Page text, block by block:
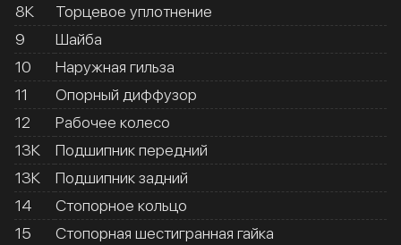
8К
Торцевое уплотнение
9
Шайба
10
Наружная гильза
11
Опорный диффузор
12
Рабочее колесо
13К
Подшипник передний
13К
Подшипник задний
14
Стопорное кольцо
15
Стопорная шестигранная гайка